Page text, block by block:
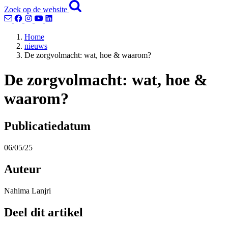
Zoek op de website
Home
nieuws
De zorgvolmacht: wat, hoe & waarom?
De zorgvolmacht: wat, hoe &
waarom?
Publicatiedatum
06/05/25
Auteur
Nahima Lanjri
Deel dit artikel